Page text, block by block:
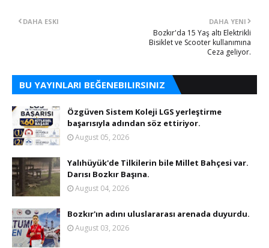
DAHA YENI
Bozkır'da 15 Yaş altı Elektrikli
Bisiklet ve Scooter kullanımına
Ceza geliyor.
DAHA ESKI
BU YAYINLARI BEĞENEBILIRSINIZ
Özgüven Sistem Koleji LGS yerleştirme
başarısıyla adından söz ettiriyor.
August 05, 2026
Yalıhüyük'de Tilkilerin bile Millet Bahçesi var.
Darısı Bozkır Başına.
August 04, 2026
Bozkır'ın adını uluslararası arenada duyurdu.
August 03, 2026